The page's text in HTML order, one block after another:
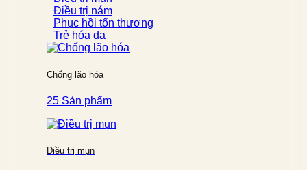
Điều trị nám
Phục hồi tổn thương
Trẻ hóa da
Chống lão hóa
25 Sản phẩm
Điều trị mụn